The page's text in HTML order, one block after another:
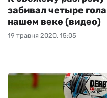
19 травня 2020, 15:05
забивал четыре
нашем веке (видео)